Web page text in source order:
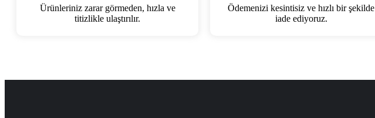
Ürünleriniz zarar görmeden, hızla ve
titizlikle ulaştırılır.
Ödemenizi kesintisiz ve hızlı bir şekilde
iade ediyoruz.